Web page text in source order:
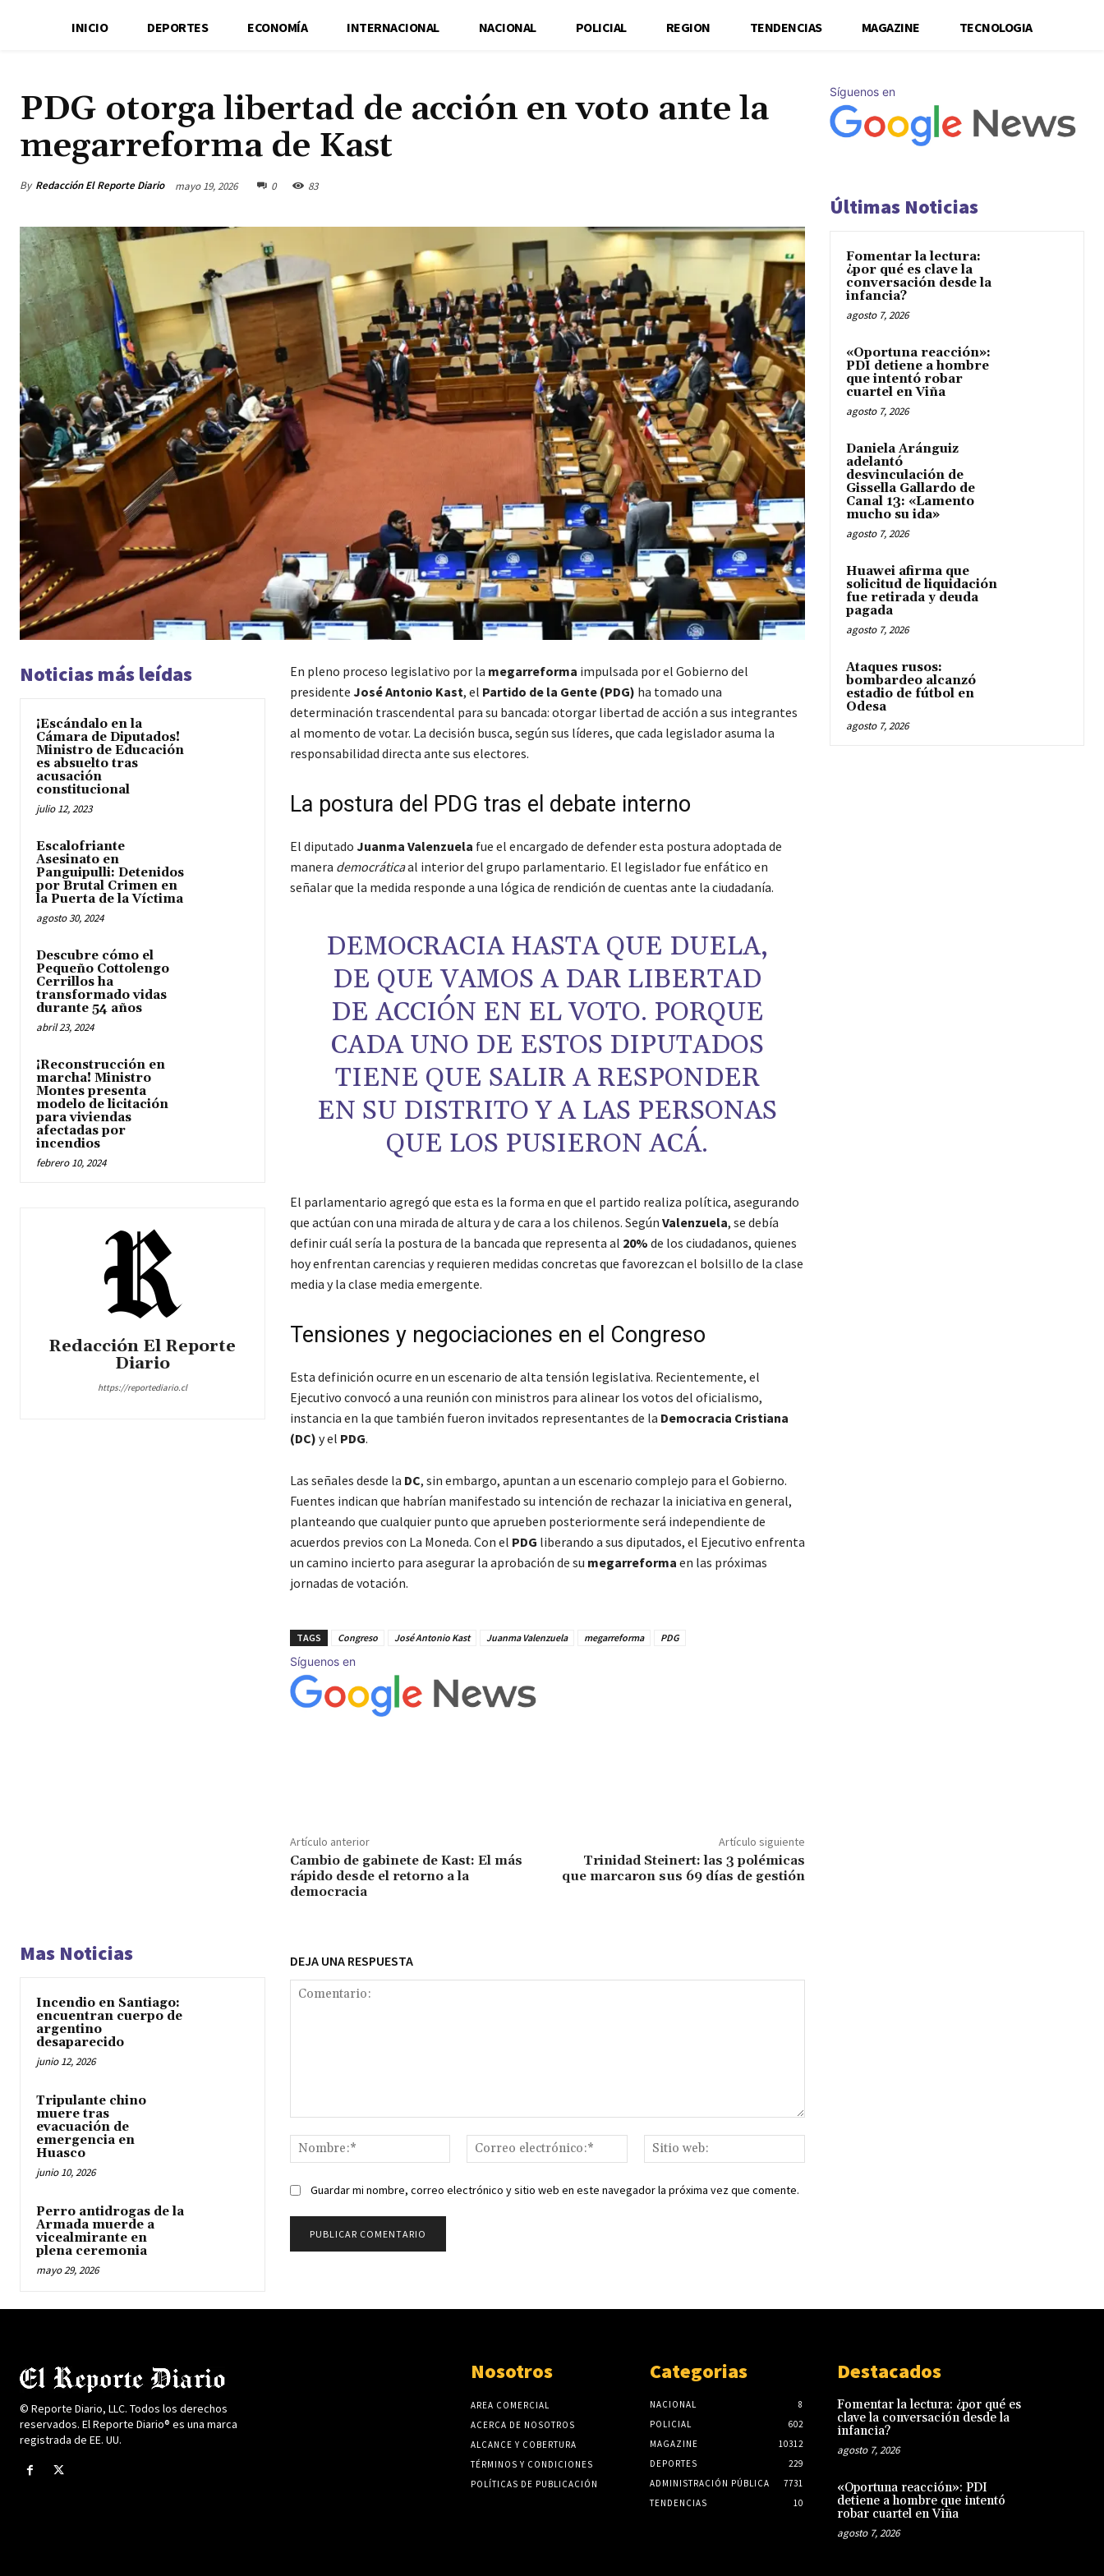
INICIO DEPORTES ECONOMÍA INTERNACIONAL NACIONAL POLICIAL REGION TENDENCIAS MAGAZINE TECNOLOGIA
PDG otorga libertad de acción en voto ante la
megarreforma de Kast
By Redacción El Reporte Diario mayo 19, 2026 0 83
Noticias más leídas
¡Escándalo en la
Cámara de Diputados!
Ministro de Educación
es absuelto tras
acusación
constitucional
julio 12, 2023
Escalofriante
Asesinato en
Panguipulli: Detenidos
por Brutal Crimen en
la Puerta de la Víctima
agosto 30, 2024
Descubre cómo el
Pequeño Cottolengo
Cerrillos ha
transformado vidas
durante 54 años
abril 23, 2024
¡Reconstrucción en
marcha! Ministro
Montes presenta
modelo de licitación
para viviendas
afectadas por
incendios
febrero 10, 2024
Redacción El Reporte
Diario
https://reportediario.cl
En pleno proceso legislativo por la megarreforma impulsada por el Gobierno del
presidente José Antonio Kast, el Partido de la Gente (PDG) ha tomado una
determinación trascendental para su bancada: otorgar libertad de acción a sus integrantes
al momento de votar. La decisión busca, según sus líderes, que cada legislador asuma la
responsabilidad directa ante sus electores.
La postura del PDG tras el debate interno
El diputado Juanma Valenzuela fue el encargado de defender esta postura adoptada de
manera democráticaal interior del grupo parlamentario. El legislador fue enfático en
señalar que la medida responde a una lógica de rendición de cuentas ante la ciudadanía.
DEMOCRACIA HASTA QUE DUELA,
DE QUE VAMOS A DAR LIBERTAD
DE ACCIÓN EN EL VOTO. PORQUE
CADA UNO DE ESTOS DIPUTADOS
TIENE QUE SALIR A RESPONDER
EN SU DISTRITO Y A LAS PERSONAS
QUE LOS PUSIERON ACÁ.
El parlamentario agregó que esta es la forma en que el partido realiza política, asegurando
que actúan con una mirada de altura y de cara a los chilenos. Según Valenzuela, se debía
definir cuál sería la postura de la bancada que representa al 20% de los ciudadanos, quienes
hoy enfrentan carencias y requieren medidas concretas que favorezcan el bolsillo de la clase
media y la clase media emergente.
Tensiones y negociaciones en el Congreso
Esta definición ocurre en un escenario de alta tensión legislativa. Recientemente, el
Ejecutivo convocó a una reunión con ministros para alinear los votos del oficialismo,
instancia en la que también fueron invitados representantes de la Democracia Cristiana
(DC) y el PDG.
Las señales desde la DC, sin embargo, apuntan a un escenario complejo para el Gobierno.
Fuentes indican que habrían manifestado su intención de rechazar la iniciativa en general,
planteando que cualquier punto que aprueben posteriormente será independiente de
acuerdos previos con La Moneda. Con el PDG liberando a sus diputados, el Ejecutivo enfrenta
un camino incierto para asegurar la aprobación de su megarreforma en las próximas
jornadas de votación.
TAGS Congreso José Antonio Kast Juanma Valenzuela megarreforma PDG
Síguenos en
Artículo anterior
Cambio de gabinete de Kast: El más
rápido desde el retorno a la
democracia
Artículo siguiente
Trinidad Steinert: las 3 polémicas
que marcaron sus 69 días de gestión
Mas Noticias
Incendio en Santiago:
encuentran cuerpo de
argentino
desaparecido
junio 12, 2026
Tripulante chino
muere tras
evacuación de
emergencia en
Huasco
junio 10, 2026
Perro antidrogas de la
Armada muerde a
vicealmirante en
plena ceremonia
mayo 29, 2026
DEJA UNA RESPUESTA
Nombre:*
Correo
electrónico:*
web:
Guardar mi nombre, correo electrónico y sitio web en este navegador la próxima vez que comente.
Síguenos en
Últimas Noticias
Fomentar la lectura:
¿por qué es clave la
conversación desde la
infancia?
agosto 7, 2026
«Oportuna reacción»:
PDI detiene a hombre
que intentó robar
cuartel en Viña
agosto 7, 2026
Daniela Aránguiz
adelantó
desvinculación de
Gissella Gallardo de
Canal 13: «Lamento
mucho su ida»
agosto 7, 2026
Huawei afirma que
solicitud de liquidación
fue retirada y deuda
pagada
agosto 7, 2026
Ataques rusos:
bombardeo alcanzó
estadio de fútbol en
Odesa
agosto 7, 2026
© Reporte Diario, LLC. Todos los derechos
reservados. El Reporte Diario® es una marca
registrada de EE. UU.
Nosotros
AREA COMERCIAL
ACERCA DE NOSOTROS
ALCANCE Y COBERTURA
TÉRMINOS Y CONDICIONES
POLÍTICAS DE PUBLICACIÓN
Categorias
NACIONAL
8
POLICIAL
602
MAGAZINE
10312
DEPORTES
229
ADMINISTRACIÓN PÚBLICA
7731
TENDENCIAS
10
Destacados
Fomentar la lectura: ¿por qué es
clave la conversación desde la
infancia?
agosto 7, 2026
«Oportuna reacción»: PDI
detiene a hombre que intentó
robar cuartel en Viña
agosto 7, 2026